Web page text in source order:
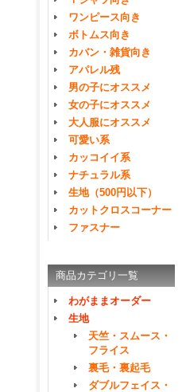
ワンピース向き
ボトムス向き
カバン・雑貨向き
アパレル残
男の子にオススメ
女の子にオススメ
大人服にオススメ
可愛い系
カッコイイ系
ナチュラル系
生地（500円以下）
カットクロスコーナー
ファスナー
商品カテゴリ一覧
わがままオーダー
生地
天竺・スムース・
フライス
裏毛・裏起毛
ダブルフェイス・